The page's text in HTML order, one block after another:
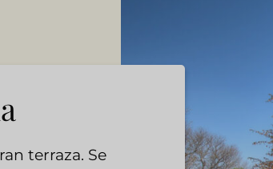
terraza. Se